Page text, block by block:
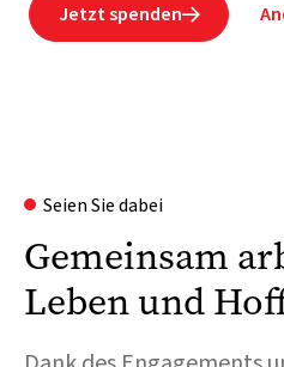
Jetzt spenden
Seien Sie dabei
Gemeinsam
Leben und